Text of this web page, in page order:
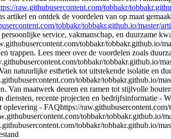
raw.githubusercontent.com/tobbakr/
artikel en ontdek de voordelen van op maat
tobbakr/tobbakr.github.io/master/
persoonlijke service, vakmanschap, en duurzame
tobbakr/tobbakr.github.io/
trappen. Lees meer over de voordelen zoals
tobbakr/tobbakr.github.io/
natuurlijke esthetiek tot uitstekende isolatie en
tobbakr/tobbakr.github.io/
Van maatwerk deuren en ramen tot stijlvolle
diensten, recente projecten en bedrijfsinformatie -
oplevering - FAQhttps://
tobbakr/tobbakr.github.io/
tobbakr/tobbakr.github.io/